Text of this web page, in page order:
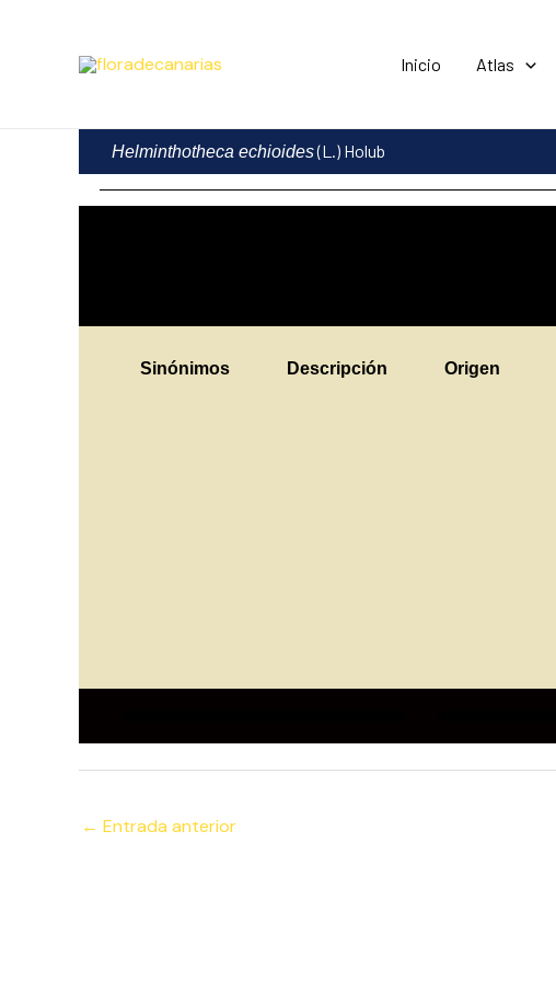
contenido
Inicio Atlas
Helminthotheca echioides(L.) Holub
Sinónimos Descripción Origen
← Entrada anterior